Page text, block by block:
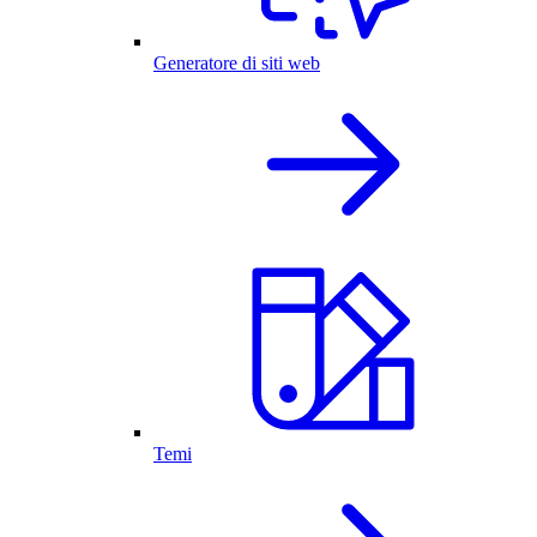
Generatore di siti web
Temi